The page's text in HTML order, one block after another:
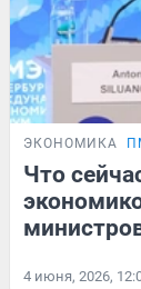
ЭКОНОМИКА
Что
4 июня, 2026,